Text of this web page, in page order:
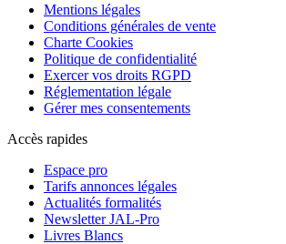
Mentions légales
Conditions générales de vente
Charte Cookies
Politique de confidentialité
Exercer vos droits RGPD
Réglementation légale
Gérer mes consentements
Accès rapides
Espace pro
Tarifs annonces légales
Actualités formalités
Newsletter JAL-Pro
Livres Blancs